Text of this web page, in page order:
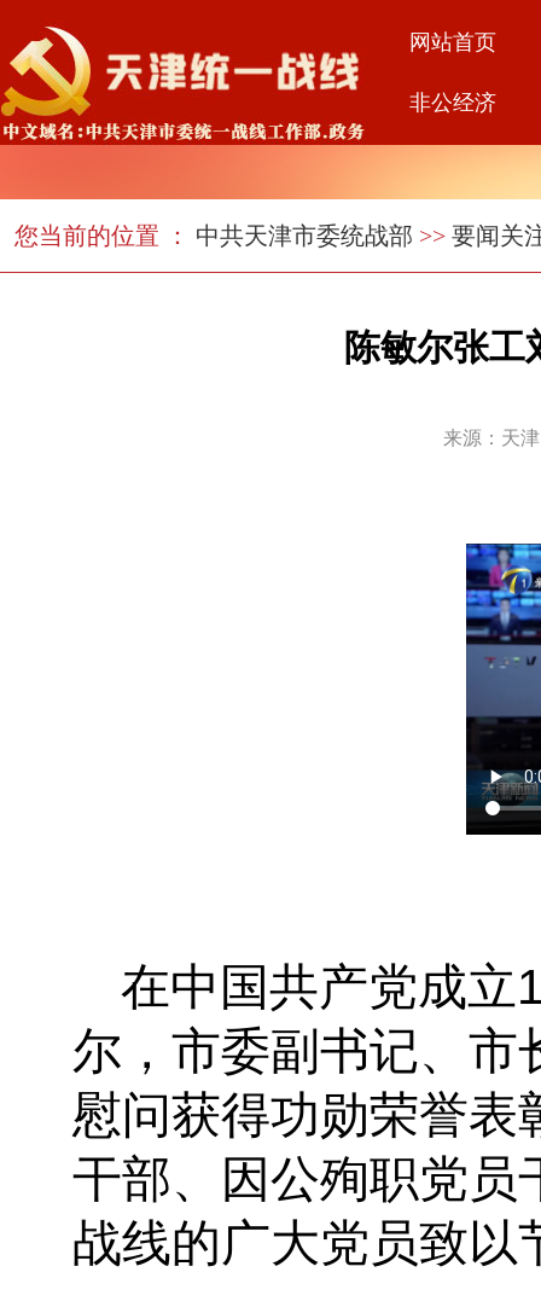
网站首页
非公经济
您当前的位置 ： 中共天津市委统战部 >> 要闻关
陈敏尔张工
来源：天
在中国共产党成立
尔，市委副书记、市
慰问获得功勋荣誉表
干部、因公殉职党员
战线的广大党员致以